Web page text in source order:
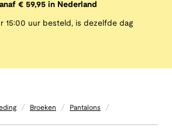
€ 59,95 in Nederland
15:00 uur besteld, is dezelfde dag
/ Broeken / Pantalons /